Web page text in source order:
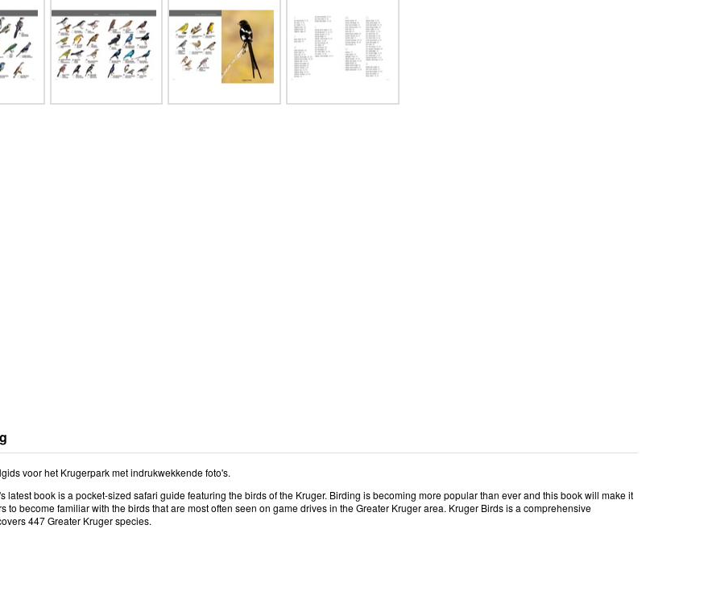
voor het Krugerpark met indrukwekkende foto's.
latest book is a pocket-sized safari guide featuring the birds of the Kruger. Birding is becoming more popular than ever and this book will make it
to become familiar with the birds that are most often seen on game drives in the Greater Kruger area. Kruger Birds is a comprehensive
447 Greater Kruger species.